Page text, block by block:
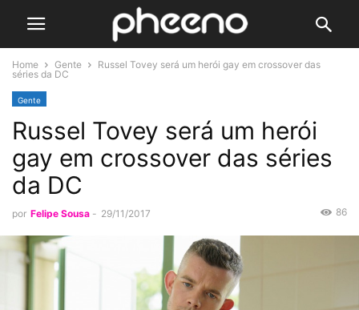
Home Gente
Russel Tovey será um herói gay em crossover das
séries da DC
Gente
Russel Tovey será um herói
gay em crossover das séries
da DC
por Felipe Sousa - 29/11/2017 86